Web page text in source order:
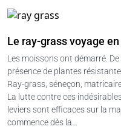
Le ray-grass voyage
Les moissons ont démarré.
présence de plantes
Ray-grass, séneçon,
La lutte contre ces
leviers sont efficaces sur la
commence dès la…